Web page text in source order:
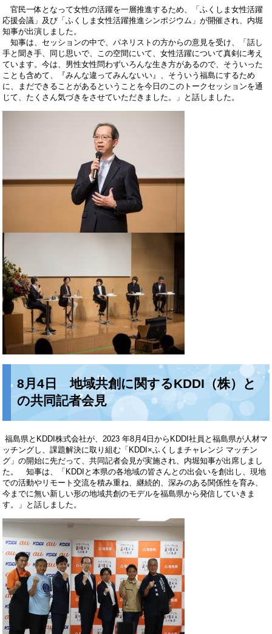
官民一体となって女性の活躍を一層推進するため、「ふくしま女性活躍
応援会議」及び「ふくしま女性活躍推進シンポジウム」が開催され、内堀
知事が出演しました。
知事は、セッションの中で、パネリストの方からの意見を受け、「話し
手と聞き手、同じ思いで、この空間にいて、女性活躍について真剣に考え
ています。今は、男性女性問わずいろんな生き方があるので、そういった
ことも含めて、『みんな違ってみんないい』、そういう福島にするため
に、まだできることがあるということを今日のこのトークセッションを通
じて、たくさん気づきをさせていただきました。」と話しました。
8月4日 地域共創に関するKDDI（株）と
の共同記者会見
福島県とKDDI株式会社が、2023 年8月4日からKDDI社員と福島県が人材マ
ッチングし、課題解決に取り組む「KDDI×ふくしまチャレンジ マッチン
グ」の開始に先だって、共同記者会見が実施され、内堀知事が出席しまし
た。 知事は、「KDDIと本県の各地域の皆さんとの出会いを創出し、現地
での活動やリモート交流を積み重ね、継続的、深みのある関係性を育み、
今までに無い新しい形の地域共創のモデルを福島県から発信していきま
す。」と話しました。